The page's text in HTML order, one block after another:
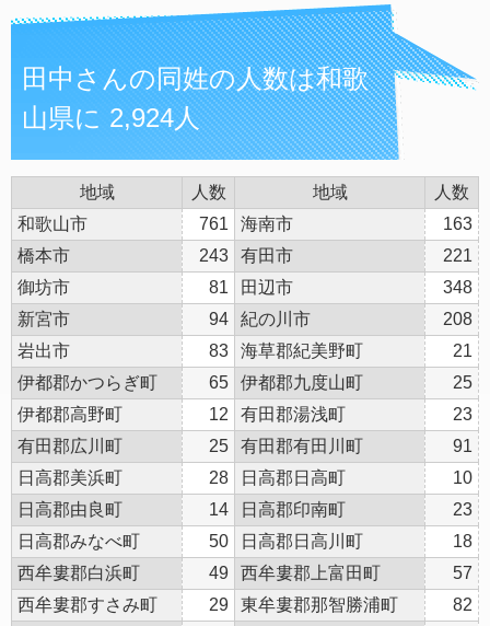
田中さんの同姓の人数は和歌
山県に 2,924人
地域 人数 地域
人数
和歌山市
761 海南市
163
橋本市
243 有田市
221
御坊市
81 田辺市
348
新宮市
94 紀の川市
208
岩出市
83 海草郡紀美野町
21
伊都郡かつらぎ町
65 伊都郡九度山町
25
伊都郡高野町
12 有田郡湯浅町
23
有田郡広川町
25 有田郡有田川町
91
日高郡美浜町
28 日高郡日高町
10
日高郡由良町
14 日高郡印南町
23
日高郡みなべ町
50 日高郡日高川町
18
西牟婁郡白浜町
49 西牟婁郡上富田町
57
西牟婁郡すさみ町
29 東牟婁郡那智勝浦町 82